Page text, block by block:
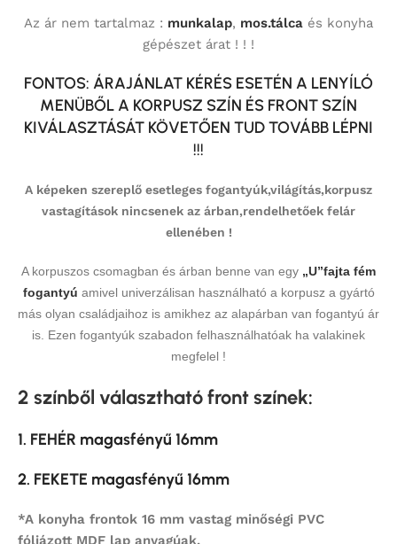
Az ár nem tartalmaz : munkalap, mos.tálca és konyha
gépészet árat ! ! !
FONTOS: ÁRAJÁNLAT KÉRÉS ESETÉN A LENYÍLÓ
MENÜBŐL A KORPUSZ SZÍN ÉS FRONT SZÍN
KIVÁLASZTÁSÁT KÖVETŐEN TUD TOVÁBB LÉPNI
!!!
A képeken szereplő esetleges fogantyúk,világítás,korpusz
vastagítások nincsenek az árban,rendelhetőek felár
ellenében !
A korpuszos csomagban és árban benne van egy „U”fajta fém
fogantyú amivel univerzálisan használható a korpusz a gyártó
más olyan családjaihoz is amikhez az alapárban van fogantyú ár
is. Ezen fogantyúk szabadon felhasználhatóak ha valakinek
megfelel !
2 színből választható front színek:
1. FEHÉR magasfényű 16mm
2. FEKETE magasfényű 16mm
*A konyha frontok 16 mm vastag minőségi PVC
fóliázott MDF lap anyagúak.